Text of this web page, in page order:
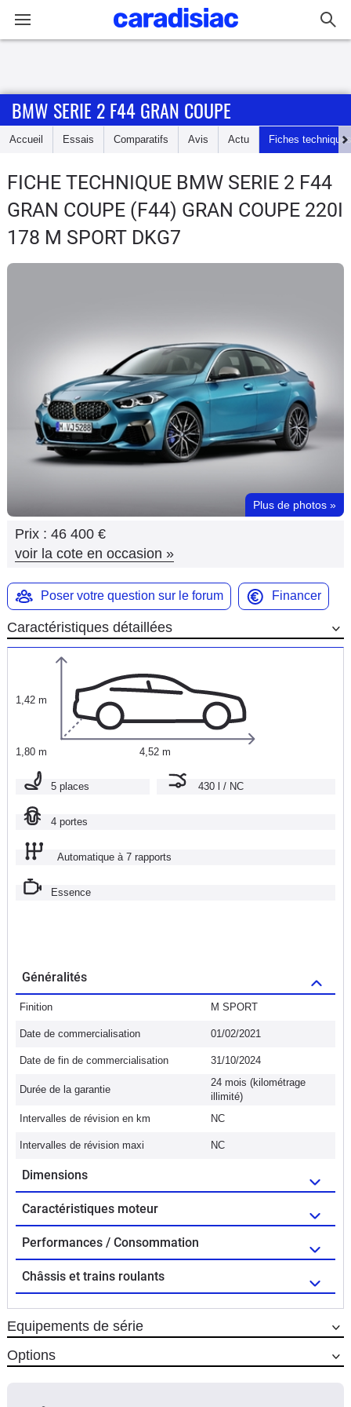
Accueil
Essais
Guide
d'achat
Services
Forum
Marques
BMW SERIE 2 F44 GRAN COUPE
Accueil Essais Comparatifs Avis Actu Fiches techniques
FICHE TECHNIQUE BMW SERIE 2 F44
GRAN COUPE (F44) GRAN COUPE 220I
178 M SPORT DKG7
Plus de photos »
Prix : 46 400 €
voir la cote en occasion »
Poser votre question sur le forum Financer
Caractéristiques détaillées
1,42 m
1,80 m 4,52 m
5 places 430 l / NC
4 portes
Automatique à 7 rapports
Essence
Généralités
Finition M SPORT
Date de commercialisation 01/02/2021
Date de fin de commercialisation 31/10/2024
Durée de la garantie
24 mois (kilométrage
illimité)
Intervalles de révision en km
NC
Intervalles de révision maxi NC
Dimensions
Caractéristiques moteur
Performances / Consommation
Châssis et trains roulants
Equipements de série
Options